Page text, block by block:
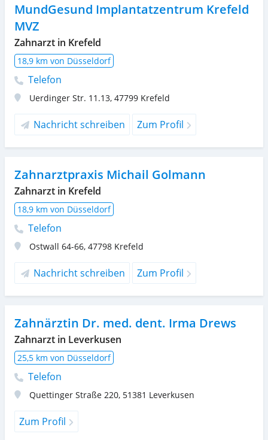
MundGesund Implantatzentrum Krefeld
MVZ
Zahnarzt in Krefeld
18,9 km von Düsseldorf
Telefon
Uerdinger Str. 11.13, 47799 Krefeld
Nachricht schreiben Zum Profil
Zahnarztpraxis Michail Golmann
Zahnarzt in Krefeld
18,9 km von Düsseldorf
Telefon
Ostwall 64-66, 47798 Krefeld
Nachricht schreiben Zum Profil
Zahnärztin Dr. med. dent. Irma Drews
Zahnarzt in Leverkusen
25,5 km von Düsseldorf
Telefon
Quettinger Straße 220, 51381 Leverkusen
Zum Profil